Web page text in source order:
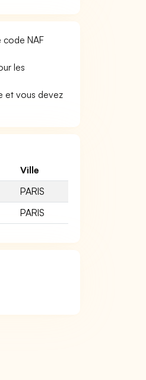
code NAF
les
et vous devez
Ville
PARIS
PARIS